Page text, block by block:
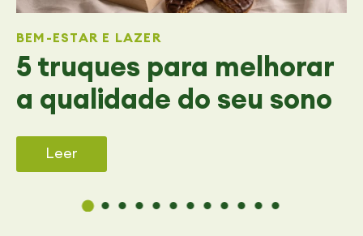
5 truques para melhorar
a qualidade do seu sono
BEM-ESTAR E LAZER
Leer